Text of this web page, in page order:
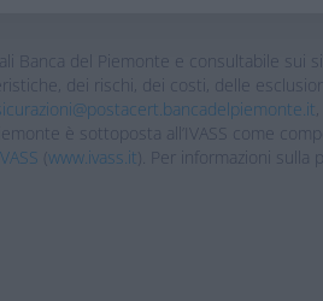
Banca del Piemonte e consultabile sui
dei rischi, dei costi, delle
,
è sottoposta all’IVASS come
www.ivass.it ). Per informazioni sulla